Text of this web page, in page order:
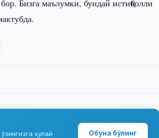
Бизга маълумки, бундай истиқболли
қулай
Обуна бўлинг